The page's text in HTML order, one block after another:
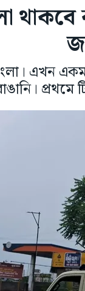
এখন